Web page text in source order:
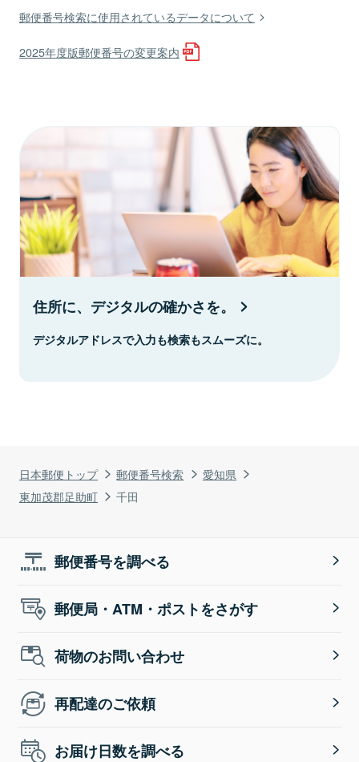
日本郵便トップ 郵便番号検索
愛知県
東加茂郡足助町
千田
郵便番号検索に使用されているデータについて
2025年度版郵便番号の変更案内
住所に、デジタルの確かさを。
デジタルアドレスで入力も検索もスムーズに。
郵便番号を調べる
郵便局・ATM・ポストをさがす
荷物のお問い合わせ
再配達のご依頼
お届け日数を調べる